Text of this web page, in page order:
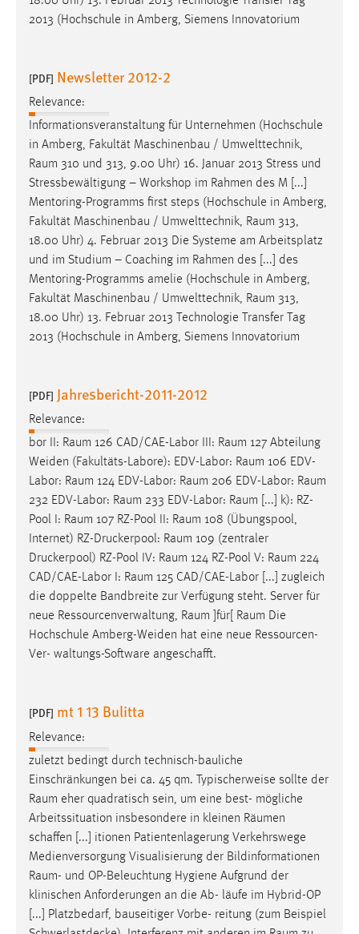
2013 (Hochschule in Amberg, Siemens Innovatorium
[PDF] Newsletter 2012-2
Relevance:
Informationsveranstaltung für Unternehmen (Hochschule
in Amberg, Fakultät Maschinenbau / Umwelttechnik,
Raum 310 und 313, 9.00 Uhr) 16. Januar 2013 Stress und
Stressbewältigung – Workshop im Rahmen des M [...]
Mentoring-Programms first steps (Hochschule in Amberg,
Fakultät Maschinenbau / Umwelttechnik, Raum 313,
18.00 Uhr) 4. Februar 2013 Die Systeme am Arbeitsplatz
und im Studium – Coaching im Rahmen des [...] des
Mentoring-Programms amelie (Hochschule in Amberg,
Fakultät Maschinenbau / Umwelttechnik, Raum 313,
18.00 Uhr) 13. Februar 2013 Technologie Transfer Tag
2013 (Hochschule in Amberg, Siemens Innovatorium
[PDF] Jahresbericht-2011-2012
Relevance:
bor II: Raum 126 CAD/CAE-Labor III: Raum 127 Abteilung
Weiden (Fakultäts-Labore): EDV-Labor: Raum 106 EDV-
Labor: Raum 124 EDV-Labor: Raum 206 EDV-Labor: Raum
232 EDV-Labor: Raum 233 EDV-Labor: Raum [...] k): RZ-
Pool I: Raum 107 RZ-Pool II: Raum 108 (Übungspool,
Internet) RZ-Druckerpool: Raum 109 (zentraler
Druckerpool) RZ-Pool IV: Raum 124 RZ-Pool V: Raum 224
CAD/CAE-Labor I: Raum 125 CAD/CAE-Labor [...] zugleich
die doppelte Bandbreite zur Verfügung steht. Server für
neue Ressourcenverwaltung, Raum ]für[ Raum Die
Hochschule Amberg-Weiden hat eine neue Ressourcen-
Ver- waltungs-Software angeschafft.
[PDF] mt 1 13 Bulitta
Relevance:
zuletzt bedingt durch technisch-bauliche
Einschränkungen bei ca. 45 qm. Typischerweise sollte der
Raum eher quadratisch sein, um eine best- mögliche
Arbeitssituation insbesondere in kleinen Räumen
schaffen [...] itionen Patientenlagerung Verkehrswege
Medienversorgung Visualisierung der Bildinformationen
Raum- und OP-Beleuchtung Hygiene Aufgrund der
klinischen Anforderungen an die Ab- läufe im Hybrid-OP
[...] Platzbedarf, bauseitiger Vorbe- reitung (zum Beispiel